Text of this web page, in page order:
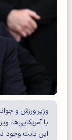
وزیر ورزش و
با آمریکایی‌ها،
این بابت وجود